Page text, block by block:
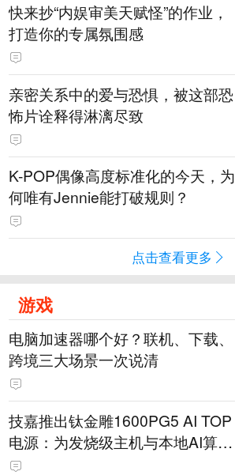
快来抄“内娱审美天赋怪”的作业，
打造你的专属氛围感
亲密关系中的爱与恐惧，被这部恐
怖片诠释得淋漓尽致
K-POP偶像高度标准化的今天，为
何唯有Jennie能打破规则？
点击查看更多
游戏
电脑加速器哪个好？联机、下载、
跨境三大场景一次说清
技嘉推出钛金雕1600PG5 AI TOP
电源：为发烧级主机与本地AI算力
打造旗舰供电方案